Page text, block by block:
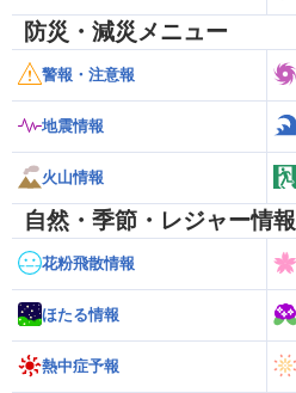
防災・減災メニュー
警報・注意報
地震情報
火山情報
自然・季節・レジャー情報
花粉飛散情報
ほたる情報
熱中症予報